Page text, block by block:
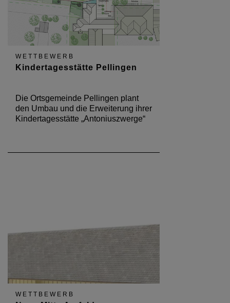
WETTBEWERB
Kindertagesstätte Pellingen
Die Ortsgemeinde Pellingen plant
den Umbau und die Erweiterung ihrer
Kindertagesstätte „Antoniuszwerge“
WETTBEWERB